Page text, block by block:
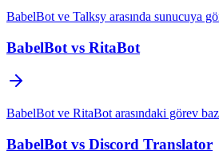
BabelBot ve Talksy arasında sunucuya
BabelBot vs RitaBot
BabelBot ve RitaBot arasındaki görev
BabelBot vs Discord Translator